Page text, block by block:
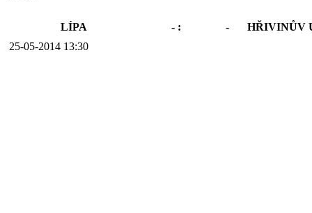
LÍPA - : -
HŘIVINŮV
25-05-2014 13:30